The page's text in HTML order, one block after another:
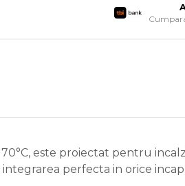
este proiectat pentru
perfecta in orice